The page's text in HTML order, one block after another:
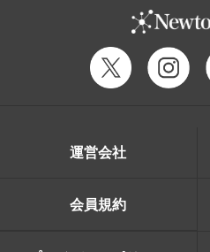
運営会社
会員規約